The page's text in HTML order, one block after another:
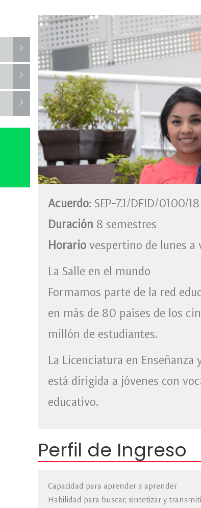
Acuerdo: SEP-7.1/DFID/0100/18
Duración 8 semestres
Horario vespertino de lunes a
La Salle en el mundo
Formamos parte de la red
en más de 80 países de los
millón de estudiantes.
La Licenciatura en
está dirigida a jóvenes con
educativo.
Perfil de Ingreso
Capacidad para aprender a aprender
Habilidad para buscar, sintetizar y